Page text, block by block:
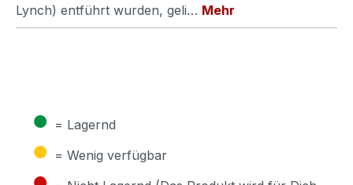
Lynch) entführt wurden, geli… Mehr
● = Lagernd
● = Wenig verfügbar